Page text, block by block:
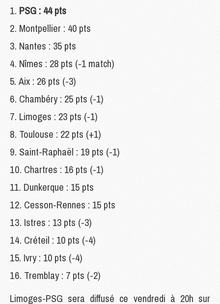
PSG : 44 pts
Montpellier : 40 pts
Nantes : 35 pts
Nîmes : 28 pts (-1 match)
Aix : 26 pts (-3)
Chambéry : 25 pts (-1)
Limoges : 23 pts (-1)
Toulouse : 22 pts (+1)
Saint-Raphaël : 19 pts (-1)
Chartres : 16 pts (-1)
Dunkerque : 15 pts
Cesson-Rennes : 15 pts
Istres : 13 pts (-3)
Créteil : 10 pts (-4)
Ivry : 10 pts (-4)
Tremblay : 7 pts (-2)
Limoges-PSG sera diffusé ce vendredi à 20h sur